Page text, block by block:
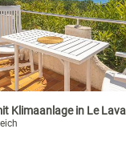
Klimaanlage in Le